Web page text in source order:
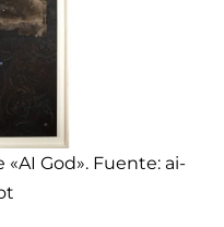
God». Fuente: ai-